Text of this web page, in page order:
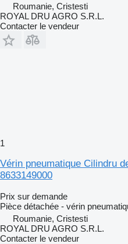
Roumanie, Cristesti
ROYAL DRU AGRO S.R.L.
Contacter le vendeur
1
Vérin pneumatique Cilindru
8633149000
Prix sur demande
Pièce détachée - vérin
Roumanie, Cristesti
ROYAL DRU AGRO S.R.L.
Contacter le vendeur